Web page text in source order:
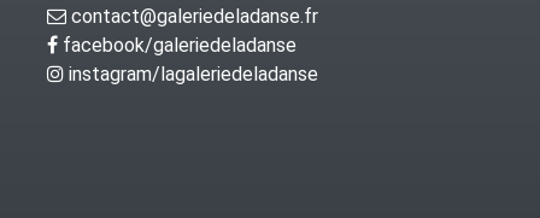
contact@galeriedeladanse.fr
facebook/galeriedeladanse
instagram/lagaleriedeladanse